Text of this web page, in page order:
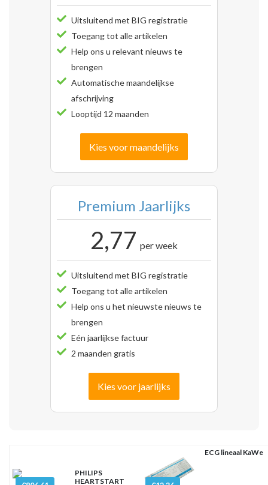
Uitsluitend met BIG registratie
Toegang tot alle artikelen
Help ons u relevant nieuws te
brengen
Automatische maandelijkse
afschrijving
Looptijd 12 maanden
Kies voor maandelijks
Premium Jaarlijks
2,77 per week
Uitsluitend met BIG registratie
Toegang tot alle artikelen
Help ons u het nieuwste nieuws te
brengen
Eén jaarlijkse factuur
2 maanden gratis
Kies voor jaarlijks
PHILIPS
HEARTSTART
ECG lineaal KaWe